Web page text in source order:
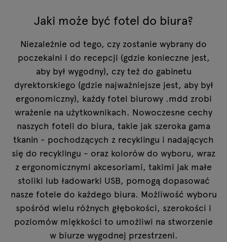
Jaki może być fotel do biura?
Niezależnie od tego, czy zostanie wybrany do
poczekalni i do recepcji (gdzie konieczne jest,
aby był wygodny), czy też do gabinetu
dyrektorskiego (gdzie najważniejsze jest, aby był
ergonomiczny), każdy fotel biurowy .mdd zrobi
wrażenie na użytkownikach. Nowoczesne cechy
naszych foteli do biura, takie jak szeroka gama
tkanin - pochodzących z recyklingu i nadających
się do recyklingu - oraz kolorów do wyboru, wraz
z ergonomicznymi akcesoriami, takimi jak małe
stoliki lub ładowarki USB, pomogą dopasować
nasze fotele do każdego biura. Możliwość wyboru
spośród wielu różnych głębokości, szerokości i
poziomów miękkości to umożliwi na stworzenie
w biurze wygodnej przestrzeni.